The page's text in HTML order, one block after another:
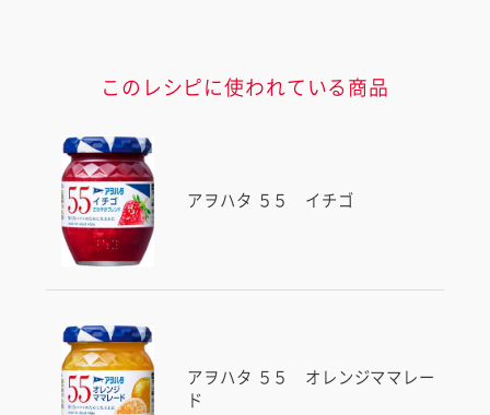
このレシピに使われている商品
アヲハタ ５５ イチゴ
アヲハタ ５５ オレンジママレー
ド